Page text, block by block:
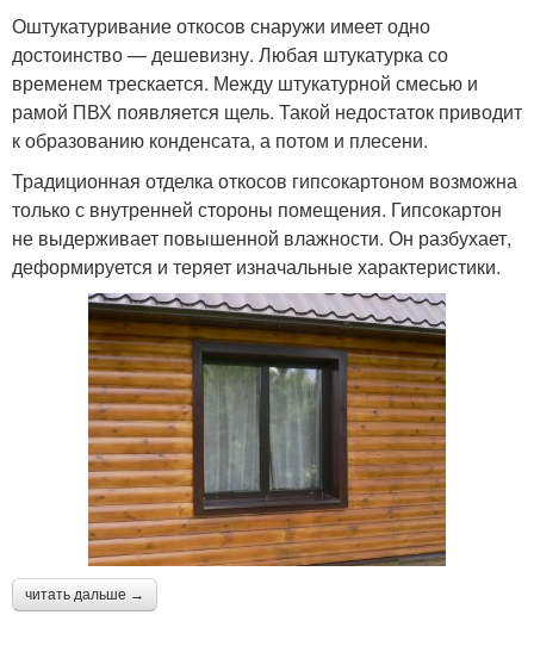
Оштукатуривание откосов снаружи имеет одно
достоинство — дешевизну. Любая штукатурка со
временем трескается. Между штукатурной смесью и
рамой ПВХ появляется щель. Такой недостаток приводит
к образованию конденсата, а потом и плесени.
Традиционная отделка откосов гипсокартоном возможна
только с внутренней стороны помещения. Гипсокартон
не выдерживает повышенной влажности. Он разбухает,
деформируется и теряет изначальные характеристики.
читать дальше →